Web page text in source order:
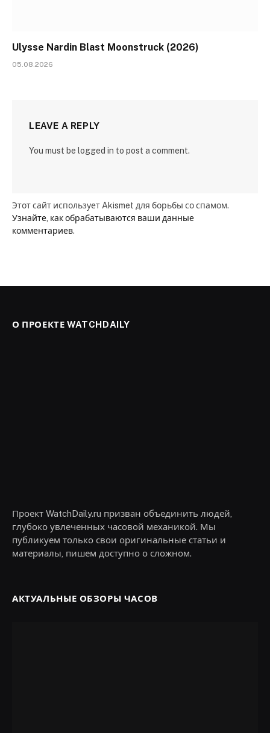
Ulysse Nardin Blast Moonstruck (2026)
05.08.2026
LEAVE A REPLY
You must be logged in to post a comment.
Этот сайт использует Akismet для борьбы со спамом.
Узнайте, как обрабатываются ваши данные
комментариев.
О ПРОЕКТЕ WATCHDAILY
Проект WatchDaily.ru призван объединить людей,
глубоко увлеченных часовой механикой. Мы
публикуем только свои оригинальные статьи и
материалы, пишем доступно о сложном.
АКТУАЛЬНЫЕ ОБЗОРЫ ЧАСОВ